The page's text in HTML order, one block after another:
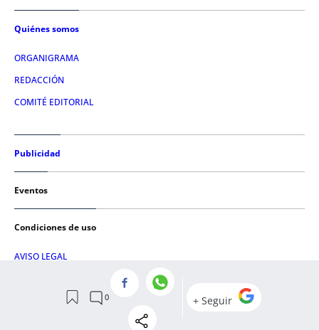
Quiénes somos
ORGANIGRAMA
REDACCIÓN
COMITÉ EDITORIAL
Publicidad
Eventos
Condiciones de uso
AVISO LEGAL
POLÍTICA DE COOKIES